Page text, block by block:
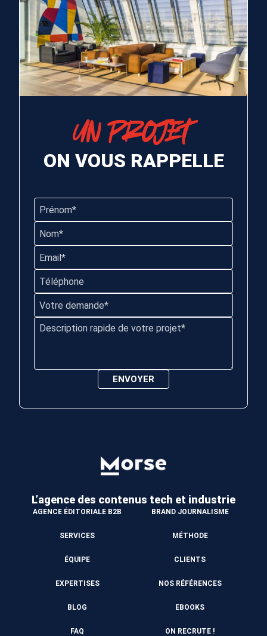
UN PROJET
ON VOUS RAPPELLE
L’agence des contenus tech et industrie
AGENCE ÉDITORIALE B2B BRAND JOURNALISME
SERVICES MÉTHODE
ÉQUIPE CLIENTS
EXPERTISES NOS RÉFÉRENCES
BLOG EBOOKS
FAQ ON RECRUTE !